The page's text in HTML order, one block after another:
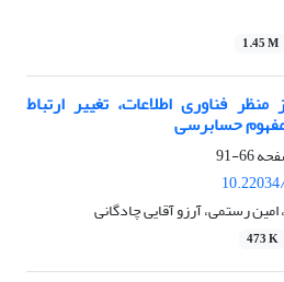
1.45 M
فناوری اطلاعات، تغییر ارتباط
حسابرسی
66-91
رستمی، آرزو آقایی چادگانی
473 K